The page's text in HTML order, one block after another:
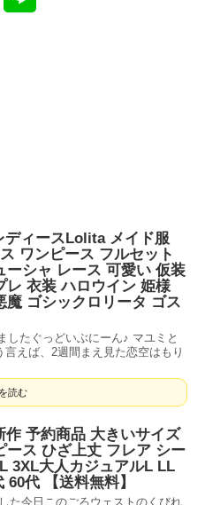
ディースLolita メイド服
ワンピース フルセット
ーシャ レース 可愛い 仮装
レ 衣装 ハロウイン 姫様
魔 ゴシックロリータ ゴス
したぐっどいぶにーん♪ マユミと
えば、2週間まえ見た恋空はもり
読む
作 予約商品 大きいサイズ
ース ひざ上丈 フレア シー
3XL大人カジュアルL LL
代 【送料無料】
た今日このごろウェストのくびれ